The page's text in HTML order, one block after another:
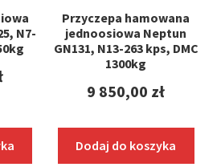
N7-
Przyczepa hamowana
jednoosiowa Neptun
GN131, N13-263 kps, DMC
1300kg
9 850,00 zł
Dodaj do koszyka